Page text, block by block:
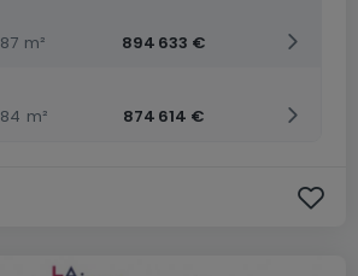
87 m²
894 633 €
84 m² 874 614 €